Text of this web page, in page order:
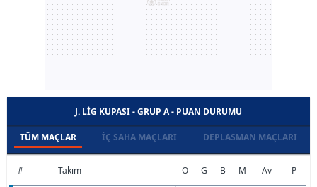
J. LIG KUPASI - GRUP A - PUAN DURUMU
TÜM MAÇLAR İÇ SAHA MAÇLARI DEPLASMAN MAÇLARI
# Takım O G B M Av P